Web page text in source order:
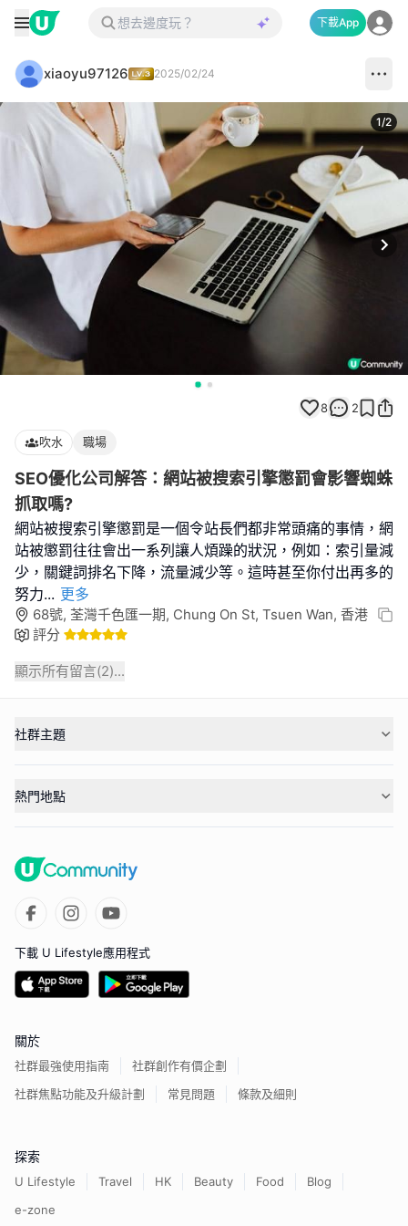
下載App
xiaoyu97126 2025/02/24
1/2
8 2
吹水 職場
SEO優化公司解答：網站被搜索引擎懲罰會影響蜘蛛
抓取嗎?
網站被搜索引擎懲罰是一個令站長們都非常頭痛的事情，網
站被懲罰往往會出一系列讓人煩躁的狀況，例如：索引量減
少，關鍵詞排名下降，流量減少等。這時甚至你付出再多的
努力... 更多
68號, 荃灣千色匯一期, Chung On St, Tsuen Wan, 香港
評分
顯示所有留言(2)...
社群主題
熱門地點
下載 U Lifestyle應用程式
關於
社群最強使用指南
社群創作有價企劃
社群焦點功能及升級計劃
常見問題 條款及細則
探索
U Lifestyle Travel HK Beauty Food
Blog
e-zone